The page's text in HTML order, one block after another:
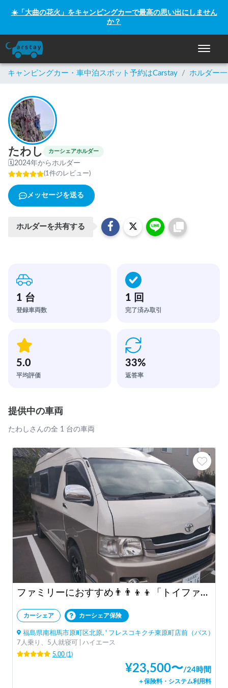
☀️「大曲の花火」をキャンピングカーで最高の思い出にしません
か？
ナビゲ
キャンピングカー・車中泊スポット予約はCarstay / ホルダー
たわし カーシェアホルダー
🗓2024年からホルダー
(1件のレビュー)
メッセージを送る
ホルダーを共有する
1 台
登録車両数
1 回
完了済み取引
5.0
平均評価
33%
返答率
提供中の車両
たわしさんの全 1 台の車両
ファミリーにおすすめ👨‍👨‍👦‍👦「トイファクトリー バーデングランデ」
カーシェア カーシェア保険
福島県南相馬市原町区北原, ' フレスコキクチ東原町店前（バス）
7人乗り、5人就寝可 | ハイエース
5.00(1)
¥23,500〜/24時間
＋保険料・システム利用料